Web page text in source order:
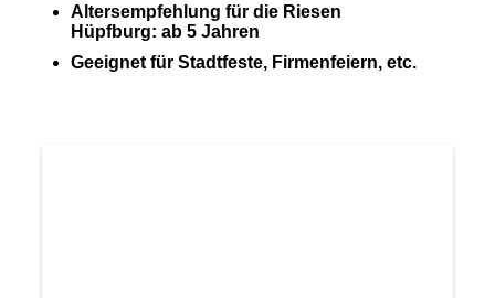
Altersempfehlung für die Riesen
Hüpfburg: ab 5 Jahren
Geeignet für Stadtfeste, Firmenfeiern, etc.